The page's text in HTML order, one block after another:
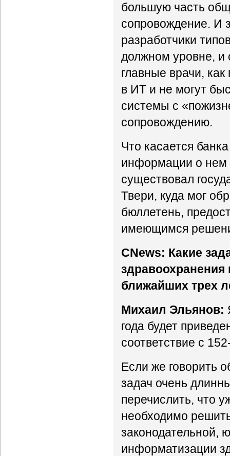
большую часть
сопровождение. И
разработчики
должном уровне, и
главные врачи,
в ИТ и не могут
системы с
сопровождению.
Что касается
информации о нем
существовал
Твери, куда мог
бюллетень,
имеющимся
CNews: Какие
здравоохранения
ближайших трех
Михаил Эльянов:
года будет
соответствие с
Если же говорить
задач очень
перечислить, что
необходимо
законодательной,
информатизации